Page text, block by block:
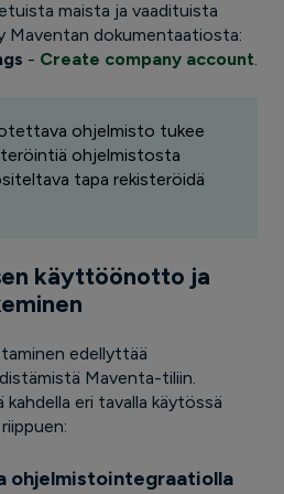
maista ja vaadituista
Maventan dokumentaatiosta:
- Create company account.
ohjelmisto tukee
ohjelmistosta
tapa rekisteröidä
käyttöönotto ja
edellyttää
Maventa-tiliin.
eri tavalla käytössä
ohjelmistointegraatiolla